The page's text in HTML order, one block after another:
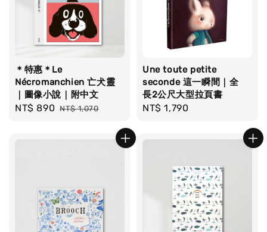
＊特惠＊Le
Nécromanchien 亡犬靈
｜圖像小說｜附中文
Sale
NT$ 890 Regular
NT$ 1,070
Une toute petite
seconde 這一瞬間｜全
長2公尺大型拉頁書
Regular
NT$ 1,790